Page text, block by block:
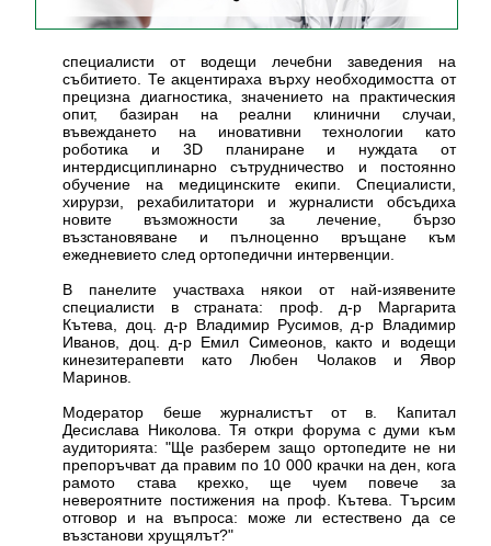
специалисти от водещи лечебни заведения на
събитието. Те акцентираха върху необходимостта от
прецизна диагностика, значението на практическия
опит, базиран на реални клинични случаи,
въвеждането на иновативни технологии като
роботика и 3D планиране и нуждата от
интердисциплинарно сътрудничество и постоянно
обучение на медицинските екипи. Специалисти,
хирурзи, рехабилитатори и журналисти обсъдиха
новите възможности за лечение, бързо
възстановяване и пълноценно връщане към
ежедневието след ортопедични интервенции.
В панелите участваха някои от най-изявените
специалисти в страната: проф. д-р Маргарита
Кътева, доц. д-р Владимир Русимов, д-р Владимир
Иванов, доц. д-р Емил Симеонов, както и водещи
кинезитерапевти като Любен Чолаков и Явор
Маринов.
Модератор беше журналистът от в. Капитал
Десислава Николова. Тя откри форума с думи към
аудиторията: "Ще разберем защо ортопедите не ни
препоръчват да правим по 10 000 крачки на ден, кога
рамото става крехко, ще чуем повече за
невероятните постижения на проф. Кътева. Търсим
отговор и на въпроса: може ли естествено да се
възстанови хрущялът?"